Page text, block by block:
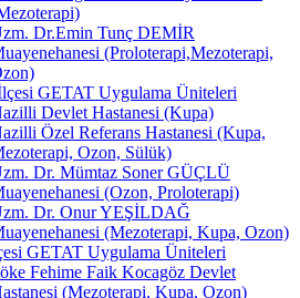
Dr.Emin Tunç DEMİR
(Proloterapi,Mezoterapi,
GETAT Uygulama Üniteleri
Devlet Hastanesi (Kupa)
Özel Referans Hastanesi (Kupa,
Ozon, Sülük)
Dr. Mümtaz Soner GÜÇLÜ
(Ozon, Proloterapi)
Dr. Onur YEŞİLDAĞ
(Mezoterapi, Kupa, Ozon)
GETAT Uygulama Üniteleri
Fehime Faik Kocagöz Devlet
(Mezoterapi, Kupa, Ozon)